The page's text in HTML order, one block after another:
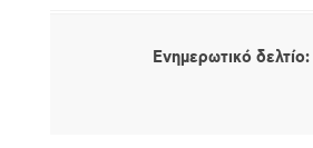
Ενημερωτικό δελτίο: